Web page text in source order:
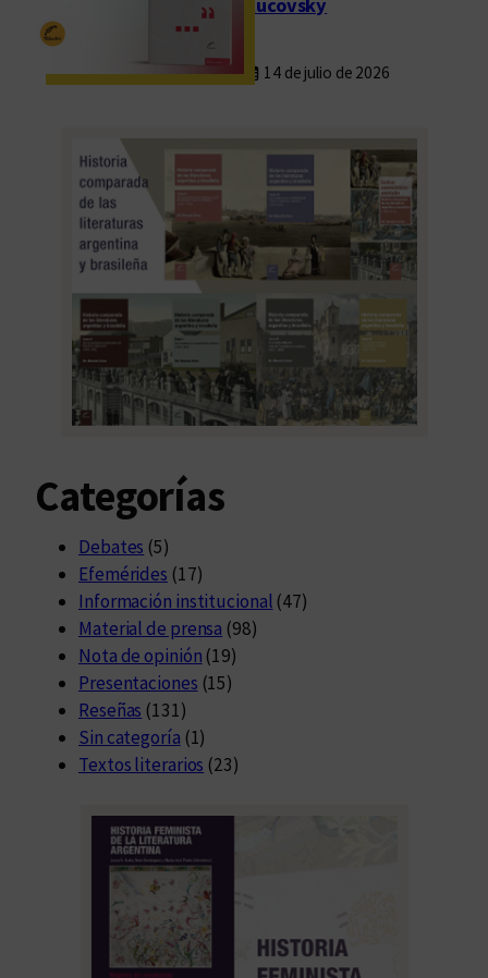
Rucovsky
14 de julio de 2026
Categorías
Debates (5)
Efemérides (17)
Información institucional (47)
Material de prensa (98)
Nota de opinión (19)
Presentaciones (15)
Reseñas (131)
Sin categoría (1)
Textos literarios (23)